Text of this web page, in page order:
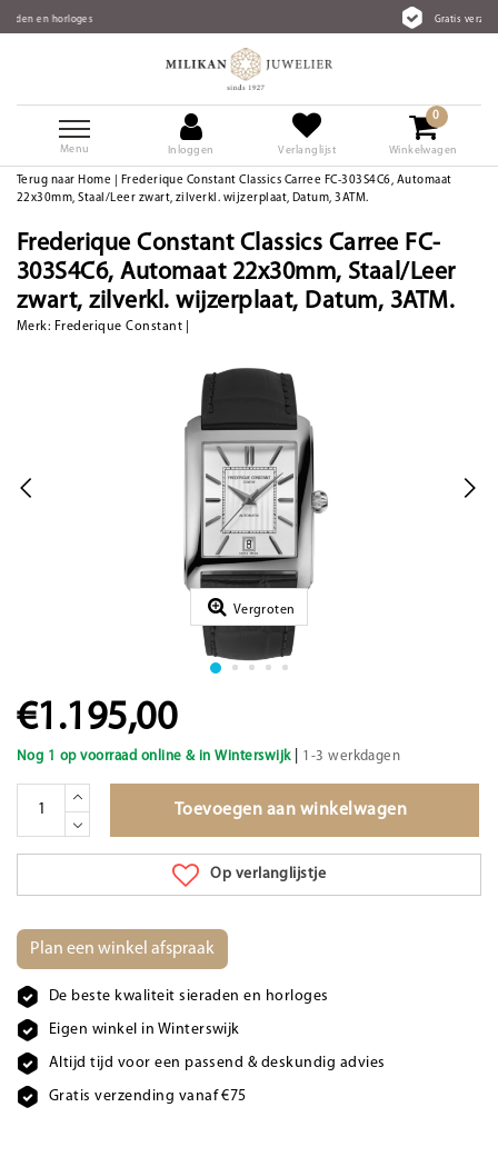
Gratis verzending vanaf €75
Menu Inloggen Verlanglijst
0
Winkelwagen
Terug naar Home
Frederique Constant Classics Carree FC-303S4C6, Automaat
22x30mm, Staal/Leer zwart, zilverkl. wijzerplaat, Datum, 3ATM.
Frederique Constant Classics Carree FC-
303S4C6, Automaat 22x30mm, Staal/Leer
zwart, zilverkl. wijzerplaat, Datum, 3ATM.
Merk: Frederique Constant
Vergroten
€1.195,00
Nog 1 op voorraad online & in Winterswijk| 1-3 werkdagen
Toevoegen aan winkelwagen
Op verlanglijstje
Plan een winkel afspraak
De beste kwaliteit sieraden en horloges
Eigen winkel in Winterswijk
Altijd tijd voor een passend & deskundig advies
Gratis verzending vanaf €75